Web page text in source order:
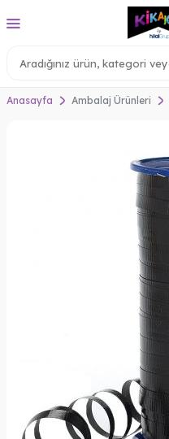
Anasayfa Ambalaj Ürünleri